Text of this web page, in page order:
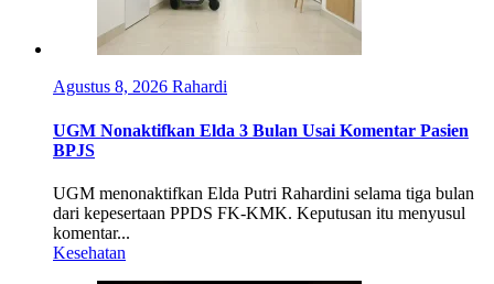
Agustus 8, 2026 Rahardi
UGM Nonaktifkan Elda 3 Bulan Usai Komentar Pasien
BPJS
UGM menonaktifkan Elda Putri Rahardini selama tiga bulan
dari kepesertaan PPDS FK-KMK. Keputusan itu menyusul
komentar...
Kesehatan